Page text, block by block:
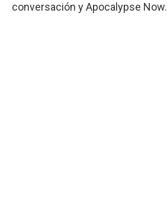
conversación y Apocalypse Now.